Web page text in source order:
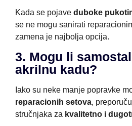
Kada se pojave duboke
se ne mogu sanirati
zamena je najbolja opcija.
3. Mogu li
akrilnu kadu?
Iako su neke manje popravke
reparacionih setova,
stručnjaka za kvalitetno i